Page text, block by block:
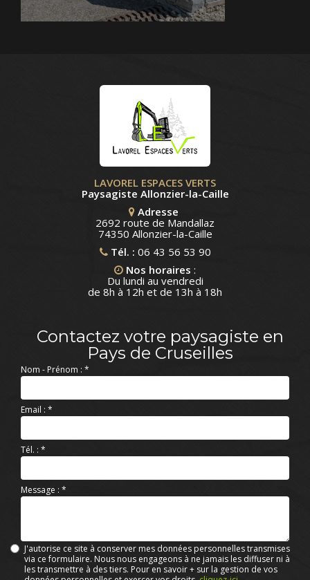
LAVOREL ESPACES VERTS
Paysagiste Allonzier-la-Caille
Adresse
2692 route de Mandallaz
74350 Allonzier-la-Caille
Tél. : 06 43 56 53 90
Nos horaires :
Du lundi au vendredi
de 8h à 12h et de 13h à 18h
Contactez votre paysagiste en
Pays de Cruseilles
Nom - Prénom : *
Email : *
Tél. : *
Message : *
J'autorise ce site à conserver mes données personnelles transmises
via ce formulaire. Nous nous engageons à ne jamais les diffuser ni à
les transmettre à des tiers. Pour en savoir + sur la gestion de vos